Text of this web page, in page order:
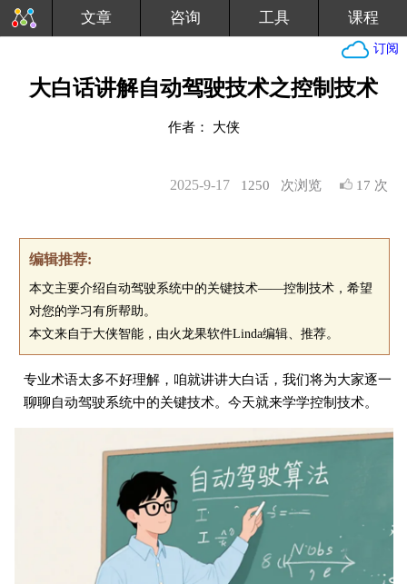
文章 咨询 工具 课程
订阅
大白话讲解自动驾驶技术之控制技术
作者： 大侠
1250 次浏览 17 次
2025-9-17
编辑推荐:
本文主要介绍自动驾驶系统中的关键技术——控制技术，希望
对您的学习有所帮助。
本文来自于大侠智能，由火龙果软件Linda编辑、推荐。
专业术语太多不好理解，咱就讲讲大白话，我们将为大家逐一
聊聊自动驾驶系统中的关键技术。今天就来学学控制技术。